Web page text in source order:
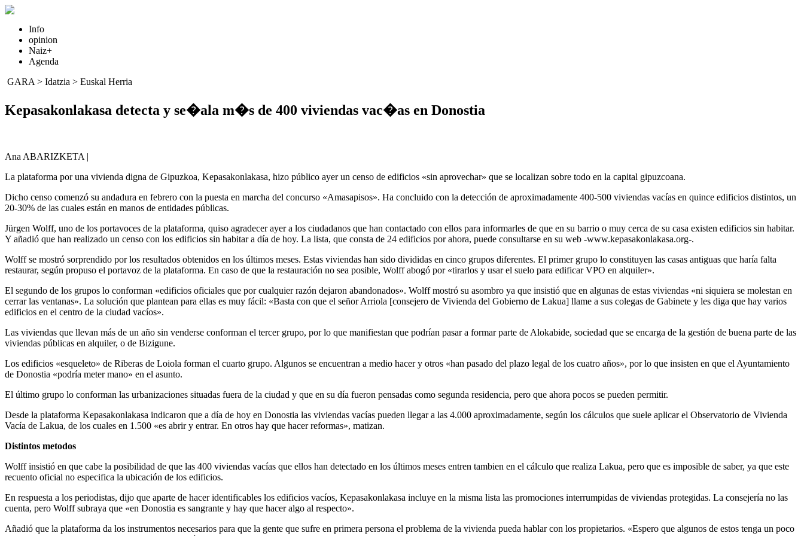
Info
opinion
Naiz+
Agenda
GARA > Idatzia > Euskal Herria
Kepasakonlakasa detecta y se�ala m�s de 400 viviendas vac�as en Donostia
Ana ABARIZKETA |
La plataforma por una vivienda digna de Gipuzkoa, Kepasakonlakasa, hizo público ayer un censo de edificios «sin aprovechar» que se localizan sobre todo en la capital gipuzcoana.
Dicho censo comenzó su andadura en febrero con la puesta en marcha del concurso «Amasapisos». Ha concluido con la detección de aproximadamente 400-500 viviendas vacías en quince edificios distintos, un
20-30% de las cuales están en manos de entidades públicas.
Jürgen Wolff, uno de los portavoces de la plataforma, quiso agradecer ayer a los ciudadanos que han contactado con ellos para informarles de que en su barrio o muy cerca de su casa existen edificios sin habitar.
Y añadió que han realizado un censo con los edificios sin habitar a día de hoy. La lista, que consta de 24 edificios por ahora, puede consultarse en su web -www.kepasakonlakasa.org-.
Wolff se mostró sorprendido por los resultados obtenidos en los últimos meses. Estas viviendas han sido divididas en cinco grupos diferentes. El primer grupo lo constituyen las casas antiguas que haría falta
restaurar, según propuso el portavoz de la plataforma. En caso de que la restauración no sea posible, Wolff abogó por «tirarlos y usar el suelo para edificar VPO en alquiler».
El segundo de los grupos lo conforman «edificios oficiales que por cualquier razón dejaron abandonados». Wolff mostró su asombro ya que insistió que en algunas de estas viviendas «ni siquiera se molestan en
cerrar las ventanas». La solución que plantean para ellas es muy fácil: «Basta con que el señor Arriola [consejero de Vivienda del Gobierno de Lakua] llame a sus colegas de Gabinete y les diga que hay varios
edificios en el centro de la ciudad vacíos».
Las viviendas que llevan más de un año sin venderse conforman el tercer grupo, por lo que manifiestan que podrían pasar a formar parte de Alokabide, sociedad que se encarga de la gestión de buena parte de las
viviendas públicas en alquiler, o de Bizigune.
Los edificios «esqueleto» de Riberas de Loiola forman el cuarto grupo. Algunos se encuentran a medio hacer y otros «han pasado del plazo legal de los cuatro años», por lo que insisten en que el Ayuntamiento
de Donostia «podría meter mano» en el asunto.
El último grupo lo conforman las urbanizaciones situadas fuera de la ciudad y que en su día fueron pensadas como segunda residencia, pero que ahora pocos se pueden permitir.
Desde la plataforma Kepasakonlakasa indicaron que a día de hoy en Donostia las viviendas vacías pueden llegar a las 4.000 aproximadamente, según los cálculos que suele aplicar el Observatorio de Vivienda
Vacía de Lakua, de los cuales en 1.500 «es abrir y entrar. En otros hay que hacer reformas», matizan.
Distintos metodos
Wolff insistió en que cabe la posibilidad de que las 400 viviendas vacías que ellos han detectado en los últimos meses entren tambien en el cálculo que realiza Lakua, pero que es imposible de saber, ya que este
recuento oficial no especifica la ubicación de los edificios.
En respuesta a los periodistas, dijo que aparte de hacer identificables los edificios vacíos, Kepasakonlakasa incluye en la misma lista las promociones interrumpidas de viviendas protegidas. La consejería no las
cuenta, pero Wolff subraya que «en Donostia es sangrante y hay que hacer algo al respecto».
Añadió que la plataforma da los instrumentos necesarios para que la gente que sufre en primera persona el problema de la vivienda pueda hablar con los propietarios. «Espero que algunos de estos tenga un poco